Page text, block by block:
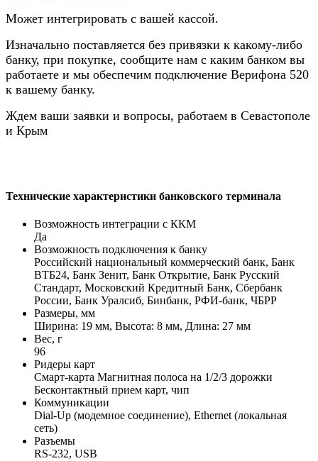
Может интегрировать с вашей кассой.
Изначально поставляется без привязки к какому-либо
банку, при покупке, сообщите нам с каким банком вы
работаете и мы обеспечим подключение Верифона 520
к вашему банку.
Ждем ваши заявки и вопросы, работаем в Севастополе
и Крым
Технические характеристики банковского терминала
Возможность интеграции с ККМ
Да
Возможность подключения к банку
Российский национальный коммерческий банк, Банк
ВТБ24, Банк Зенит, Банк Открытие, Банк Русский
Стандарт, Московский Кредитный Банк, Сбербанк
России, Банк Уралсиб, Бинбанк, РФИ-банк, ЧБРР
Размеры, мм
Ширина: 19 мм, Высота: 8 мм, Длина: 27 мм
Вес, г
96
Ридеры карт
Смарт-карта Магнитная полоса на 1/2/3 дорожки
Бесконтактный прием карт, чип
Коммуникации
Dial-Up (модемное соединение), Ethernet (локальная
сеть)
Разъемы
RS-232, USB